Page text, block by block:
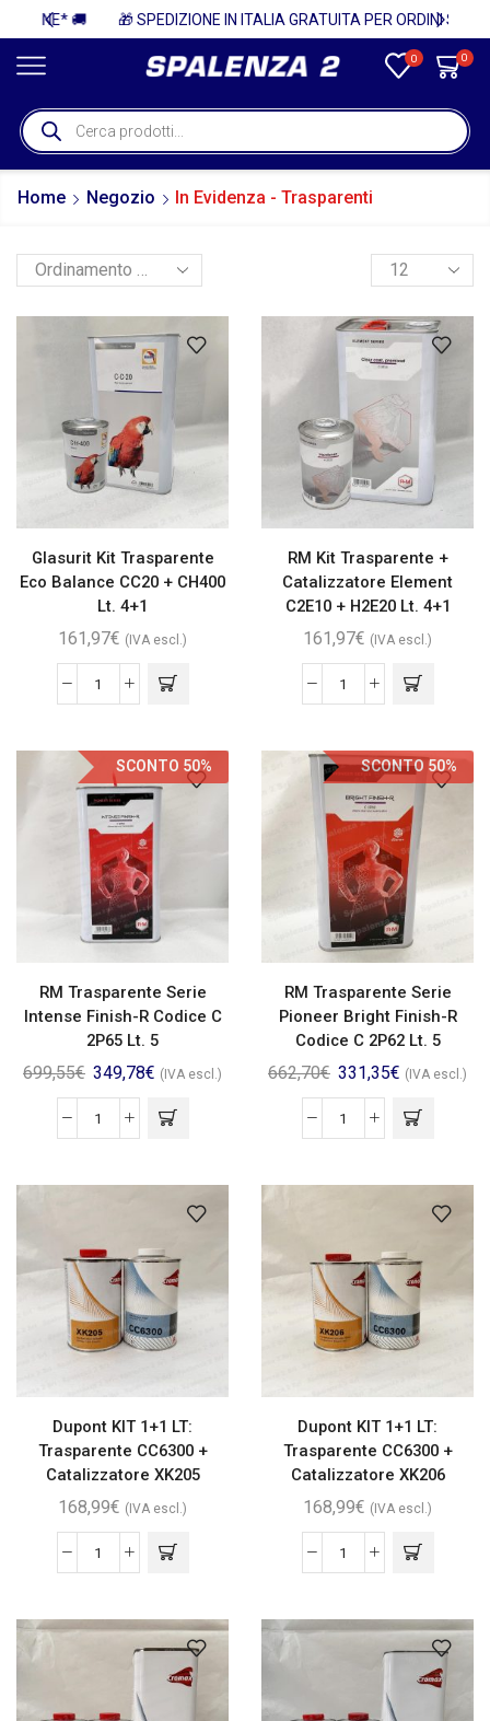
🎁 SPEDIZIONE IN ITALIA GRATUITA PER ORDINI SUPERIORI A 750€ + IVA 🎁
0 0
Home Negozio In Evidenza - Trasparenti
Glasurit Kit Trasparente
Eco Balance CC20 + CH400
Lt. 4+1
161,97€ (IVA escl.)
RM Kit Trasparente +
Catalizzatore Element
C2E10 + H2E20 Lt. 4+1
161,97€ (IVA escl.)
SCONTO 50%
RM Trasparente Serie
Intense Finish-R Codice C
2P65 Lt. 5
699,55€ 349,78€ (IVA escl.)
SCONTO 50%
RM Trasparente Serie
Pioneer Bright Finish-R
Codice C 2P62 Lt. 5
662,70€ 331,35€ (IVA escl.)
Dupont KIT 1+1 LT:
Trasparente CC6300 +
Catalizzatore XK205
168,99€ (IVA escl.)
Dupont KIT 1+1 LT:
Trasparente CC6300 +
Catalizzatore XK206
168,99€ (IVA escl.)